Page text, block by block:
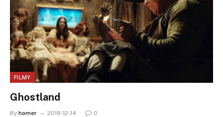
FILMY
Ghostland
By homer 2018-12-14 0